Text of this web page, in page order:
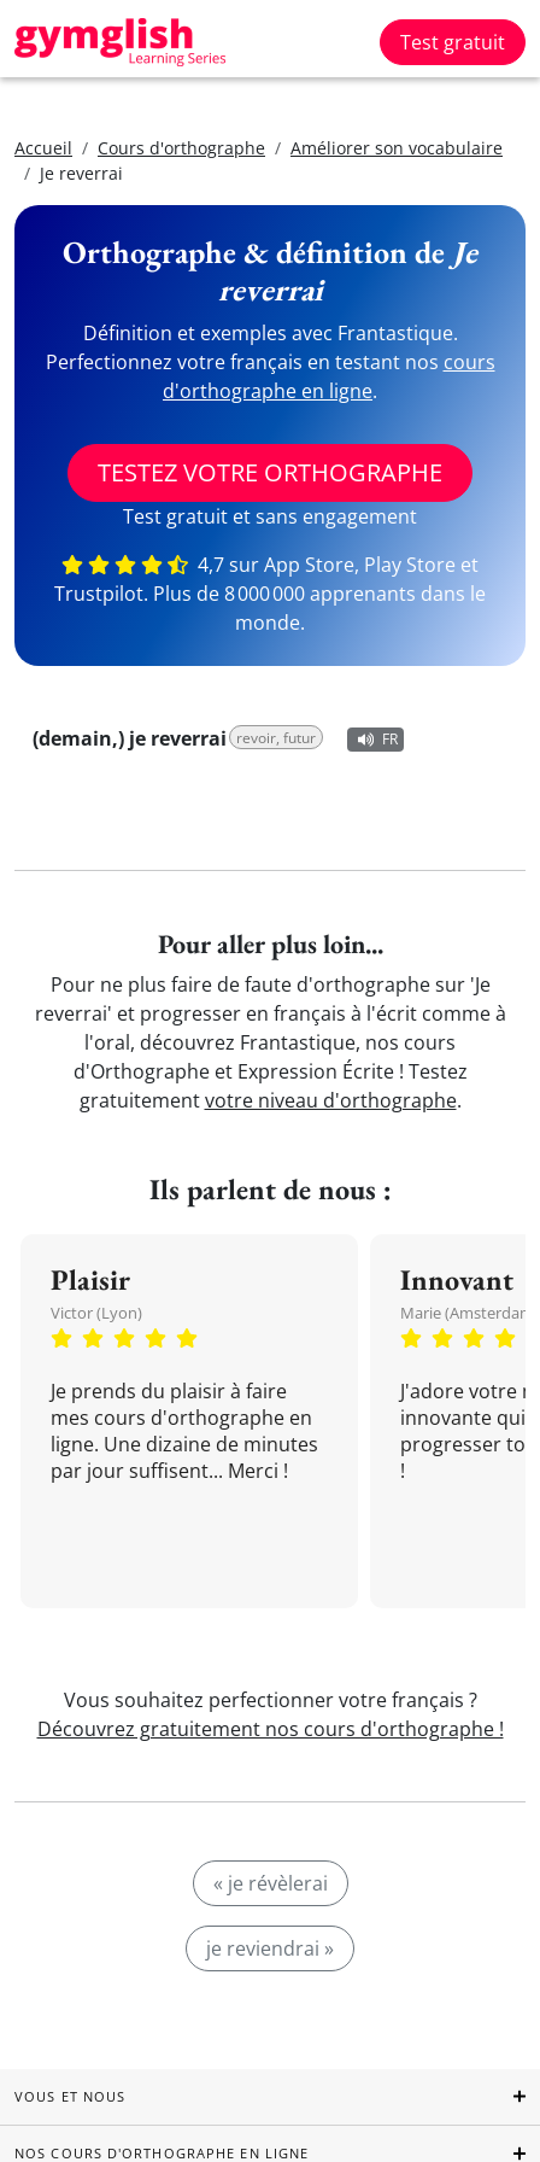
Test gratuit
Accueil Cours d'orthographe
Améliorer son vocabulaire
Je reverrai
Orthographe & définition de Je
reverrai
Définition et exemples avec Frantastique.
Perfectionnez votre français en testant nos cours
d'orthographe en ligne.
TESTEZ VOTRE ORTHOGRAPHE
Test gratuit et sans engagement
4,7 sur App Store, Play Store et
Trustpilot. Plus de 8 000 000 apprenants dans le
monde.
(demain,) je reverrai revoir, futur FR
Pour aller plus loin...
Pour ne plus faire de faute d'orthographe sur 'Je
reverrai' et progresser en français à l'écrit comme à
l'oral, découvrez Frantastique, nos cours
d'Orthographe et Expression Écrite ! Testez
gratuitementvotre niveau d'orthographe.
Ils parlent de nous :
Plaisir
Victor (Lyon)
Je prends du plaisir à faire
mes cours d'orthographe en
ligne. Une dizaine de minutes
par jour suffisent... Merci !
Innovant
Marie (Amsterdam)
J'adore votre
innovante qui
progresser
!
Vous souhaitez perfectionner votre français ?
Découvrez gratuitement nos cours d'orthographe !
« je révèlerai
je reviendrai »
VOUS ET NOUS
NOS COURS D'ORTHOGRAPHE EN LIGNE